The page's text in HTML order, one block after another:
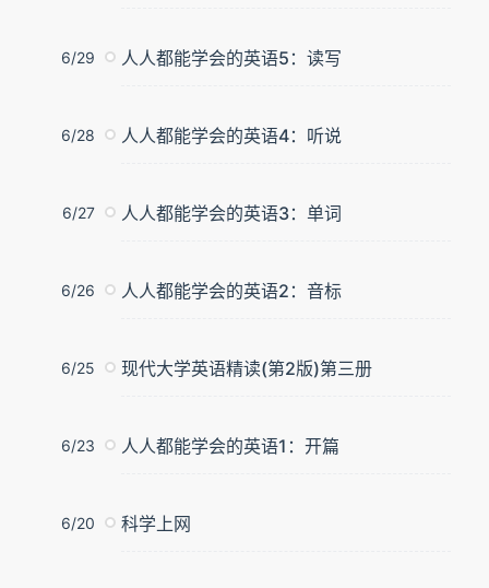
6/29 人人都能学会的英语5：读写
6/28 人人都能学会的英语4：听说
6/27 人人都能学会的英语3：单词
6/26 人人都能学会的英语2：音标
6/25 现代大学英语精读(第2版)第三册
6/23 人人都能学会的英语1：开篇
6/20 科学上网